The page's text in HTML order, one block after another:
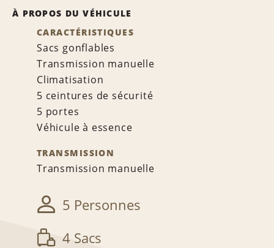
À PROPOS DU VÉHICULE
CARACTÉRISTIQUES
Sacs gonflables
Transmission manuelle
Climatisation
5 ceintures de sécurité
5 portes
Véhicule à essence
TRANSMISSION
Transmission manuelle
5 Personnes
4 Sacs